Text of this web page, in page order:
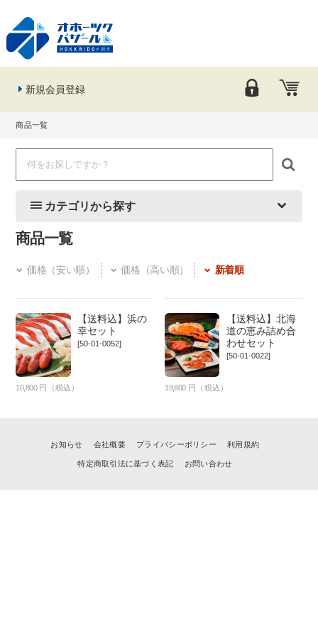
新規会員登録
商品一覧
カテゴリから探す
商品一覧
価格（安い順） 価格（高い順） 新着順
【送料込】浜の
幸セット
[50-01-0052]
10,800 円（税込）
【送料込】北海
道の恵み詰め合
わせセット
[50-01-0022]
19,800 円（税込）
お知らせ 会社概要 プライバシーポリシー 利用規約
特定商取引法に基づく表記 お問い合わせ